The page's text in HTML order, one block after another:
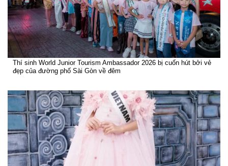
Thí sinh World Junior Tourism Ambassador 2026 bị cuốn hút bởi vẻ
đẹp của đường phố Sài Gòn về đêm